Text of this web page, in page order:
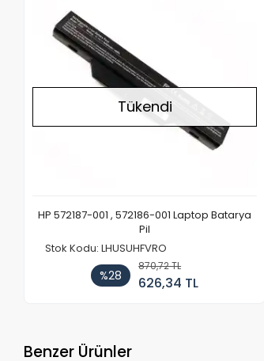
Tükendi
HP 572187-001 , 572186-001 Laptop Batarya
Pil
Stok Kodu: LHUSUHFVRO
%28
870,72 TL
626,34 TL
Benzer Ürünler